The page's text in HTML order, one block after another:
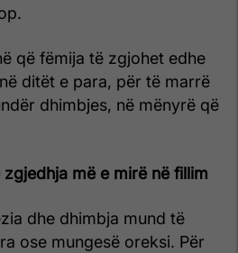
që fëmija të zgjohet edhe
ditët e para, për të marrë
dhimbjes, në mënyrë që
më e mirë në fillim
dhe dhimbja mund të
ose mungesë oreksi. Për